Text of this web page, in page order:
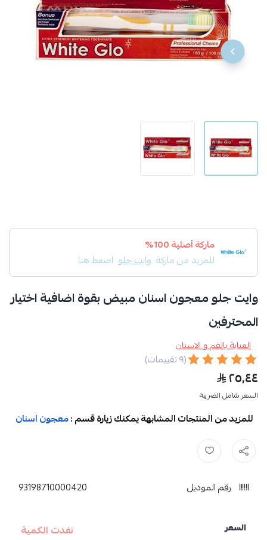
ماركة أصلية 100%
للمزيد من ماركة وايت جلو اضغط هنا
وايت جلو معجون اسنان مبيض بقوة اضافية اختيار
المحترفين
العناية بالفم و الاسنان
(٩ تقييمات)
٢٥٫٤٤
السعر شامل الضريبة
للمزيد من المنتجات المشابهة يمكنك زيارة قسم :معجون اسنان
رقم الموديل 93198710000420
السعر نفدت الكمية